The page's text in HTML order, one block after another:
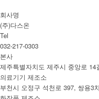
회사명
(주)다스온
Tel
032-217-0303
본사
제주특별자치도 제주시 중앙로 14
의료기기 제조소
부천시 오정구 석천로 397, 쌍용3